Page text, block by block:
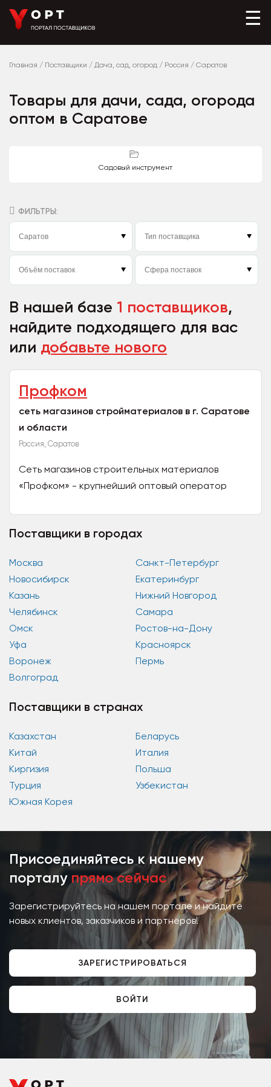
☰
Главная / Поставщики / Дача, сад, огород / Россия / Саратов
Товары для дачи, сада, огорода
оптом в Саратове
Садовый инструмент
ФИЛЬТРЫ:
В нашей базе 1 поставщиков,
найдите подходящего для вас
или добавьте нового
Профком
сеть магазинов стройматериалов в г. Саратове
и области
Россия, Саратов
Сеть магазинов строительных материалов
«Профком» - крупнейший оптовый оператор
предлагает широчайший выбор...
Поставщики в городах
Москва
Санкт-Петербург
Новосибирск
Екатеринбург
Казань
Нижний Новгород
Челябинск
Самара
Омск
Ростов-на-Дону
Уфа
Красноярск
Воронеж
Пермь
Волгоград
Поставщики в странах
Казахстан
Беларусь
Китай
Италия
Киргизия
Польша
Турция
Узбекистан
Южная Корея
Присоединяйтесь к нашему
порталу прямо сейчас
Зарегистрируйтесь на нашем портале и найдите
новых клиентов, заказчиков и партнёров!
ЗАРЕГИСТРИРОВАТЬСЯ
ВОЙТИ